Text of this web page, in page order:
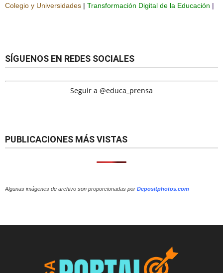
Colegio y Universidades | Transformación Digital de la Educación |
SÍGUENOS EN REDES SOCIALES
Seguir a @educa_prensa
PUBLICACIONES MÁS VISTAS
Algunas imágenes de archivo son proporcionadas por Depositphotos.com